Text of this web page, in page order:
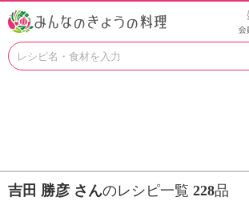
お
見
つ
吉田 勝彦 さんのレシピ一覧 228品